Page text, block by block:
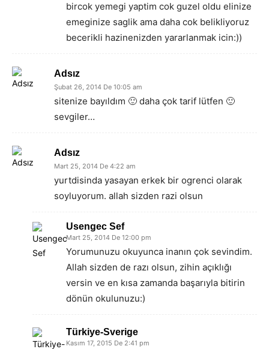
bircok yemegi yaptim cok guzel oldu elinize
emeginize saglik ama daha cok belikliyoruz
becerikli hazinenizden yararlanmak icin:))
Adsız
Şubat 26, 2014 De 10:05 am
sitenize bayıldım 🙂 daha çok tarif lütfen 🙂
sevgiler…
Adsız
Mart 25, 2014 De 4:22 am
yurtdisinda yasayan erkek bir ogrenci olarak
soyluyorum. allah sizden razi olsun
Usengec Sef
Mart 25, 2014 De 12:00 pm
Yorumunuzu okuyunca inanın çok sevindim.
Allah sizden de razı olsun, zihin açıklığı
versin ve en kısa zamanda başarıyla bitirin
dönün okulunuzu:)
Türkiye-Sverige
Kasım 17, 2015 De 2:41 pm